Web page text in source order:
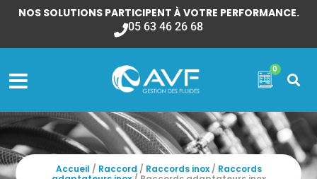
NOS SOLUTIONS PARTICIPENT À VOTRE PERFORMANCE.
05 63 46 26 68
0
Accueil / Raccord / Raccords inox/ Raccords